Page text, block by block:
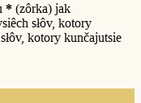
* (zôrka) jak
słôv, kotory
kotory kunčajutsie